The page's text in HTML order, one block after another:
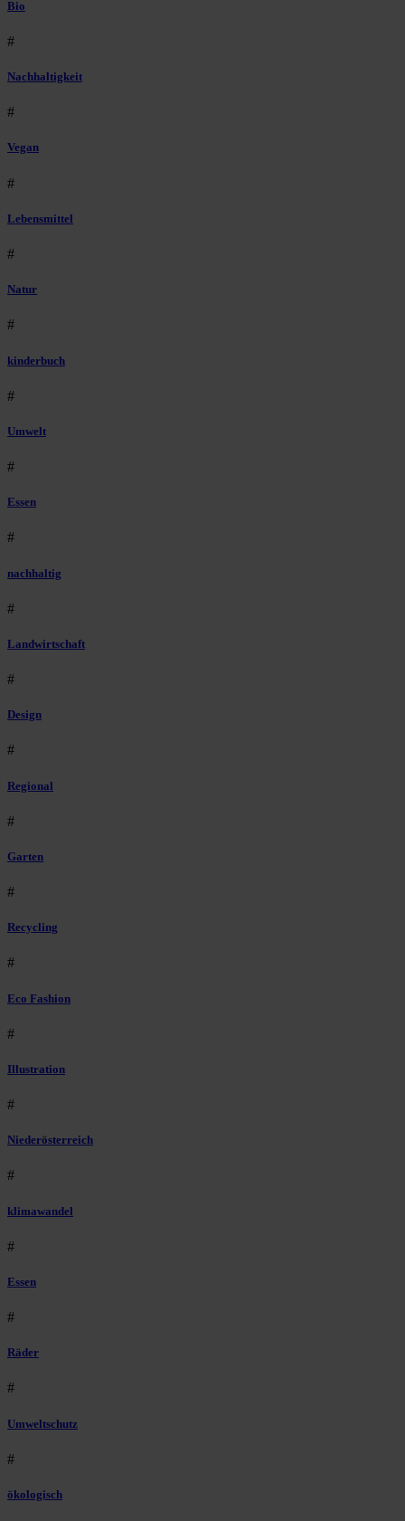
Bio
#
Nachhaltigkeit
#
Vegan
#
Lebensmittel
#
Natur
#
kinderbuch
#
Umwelt
#
Essen
#
nachhaltig
#
Landwirtschaft
#
Design
#
Regional
#
Garten
#
Recycling
#
Eco Fashion
#
Illustration
#
Niederösterreich
#
klimawandel
#
Essen
#
Räder
#
Umweltschutz
#
ökologisch